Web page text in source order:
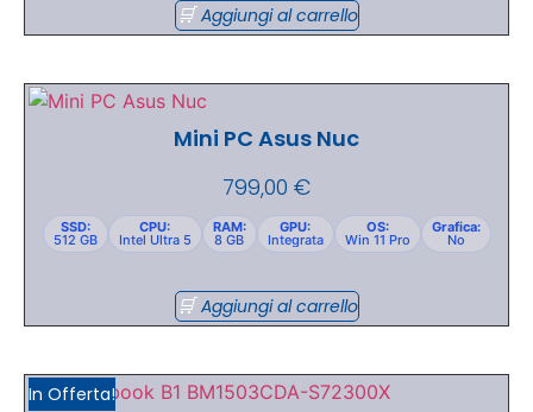
Aggiungi al carrello
Mini PC Asus Nuc
799,00 €
SSD:
512 GB
CPU:
Intel Ultra 5
RAM:
8 GB
GPU:
Integrata
OS:
Win 11 Pro
Grafica:
No
Aggiungi al carrello
In Offerta!